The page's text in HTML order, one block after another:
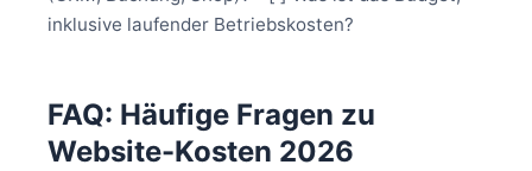
inklusive laufender Betriebskosten?
FAQ: Häufige Fragen zu
Website-Kosten 2026